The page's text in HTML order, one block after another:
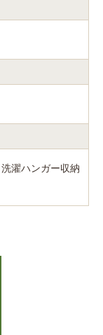
濯ハンガー収納